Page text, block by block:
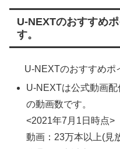
U-NEXTのおすすめ
す。
U-NEXTのおすすめポ
U-NEXTは公式動画
の動画数です。
<2021年7月1日時点
動画：23万本以上(